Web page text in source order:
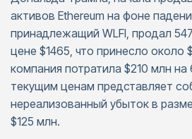
активов Ethereum на фоне
принадлежащий WLFI, продал
цене $1465, что принесло около
компания потратила $210 млн на
текущим ценам представляет
нереализованный убыток в
$125 млн.